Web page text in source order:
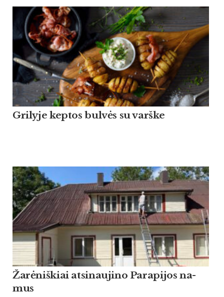
Grilyje keptos bulvės su varške
Žarė­niš­kiai at­si­nau­ji­no Pa­ra­pi­jos na­
mus